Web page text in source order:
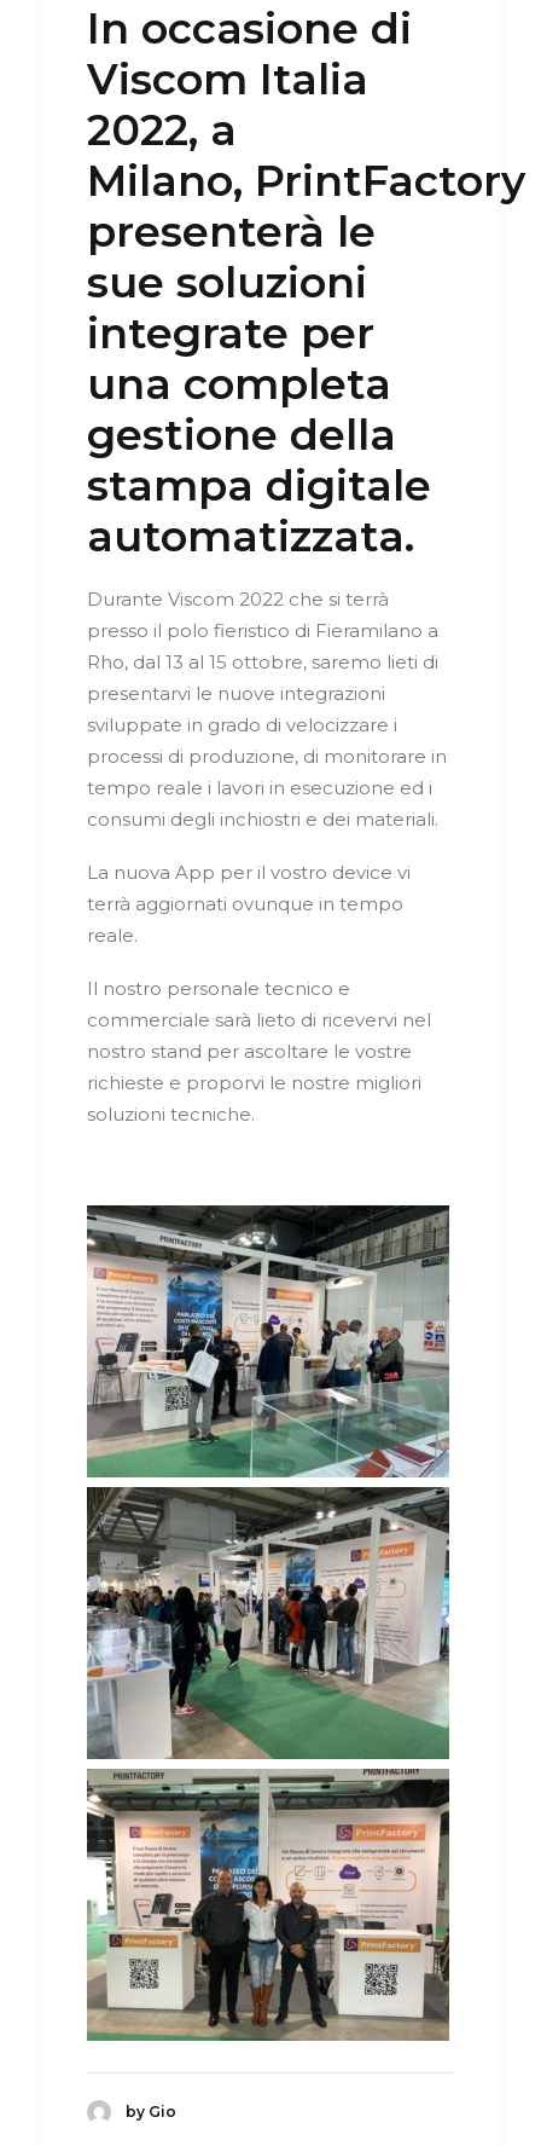
In occasione di
Viscom Italia
2022, a
Milano, PrintFactory
presenterà le
sue soluzioni
integrate per
una completa
gestione della
stampa digitale
automatizzata.
Durante Viscom 2022 che si terrà
presso il polo fieristico di Fieramilano a
Rho, dal 13 al 15 ottobre, saremo lieti di
presentarvi le nuove integrazioni
sviluppate in grado di velocizzare i
processi di produzione, di monitorare in
tempo reale i lavori in esecuzione ed i
consumi degli inchiostri e dei materiali.
La nuova App per il vostro device vi
terrà aggiornati ovunque in tempo
reale.
Il nostro personale tecnico e
commerciale sarà lieto di ricevervi nel
nostro stand per ascoltare le vostre
richieste e proporvi le nostre migliori
soluzioni tecniche.
by Gio